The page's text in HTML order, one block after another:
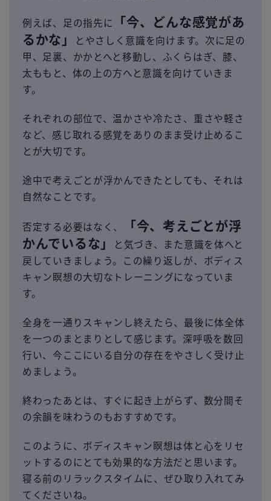
例えば、足の指先に
「今、どんな感覚があ
るかな」
とやさしく意識を向けます。次に足の
甲、足裏、かかとへと移動し、ふくらはぎ、膝、
太ももと、体の上の方へと意識を向けていきま
す。
それぞれの部位で、温かさや冷たさ、重さや軽さ
など、感じ取れる感覚をありのまま受け止めるこ
とが大切です。
途中で考えごとが浮かんできたとしても、それは
自然なことです。
否定する必要はなく、
「今、考えごとが浮
かんでいるな」
と気づき、また意識を体へと
戻していきましょう。この繰り返しが、ボディス
キャン瞑想の大切なトレーニングになっていま
す。
全身を一通りスキャンし終えたら、最後に体全体
を一つのまとまりとして感じます。深呼吸を数回
行い、今ここにいる自分の存在をやさしく受け止
めましょう。
終わったあとは、すぐに起き上がらず、数分間そ
の余韻を味わうのもおすすめです。
このように、ボディスキャン瞑想は体と心をリセ
ットするのにとても効果的な方法だと思います。
寝る前のリラックスタイムに、ぜひ取り入れてみ
てくださいね。